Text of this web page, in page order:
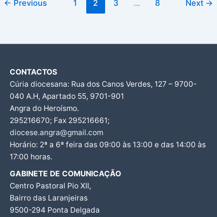
← Previous 1 2 3 … 8 Next →
CONTACTOS
Cúria diocesana: Rua dos Canos Verdes, 127 – 9700-
040 A.H, Apartado 55, 9701-901
Angra do Heroísmo.
295216670; Fax 295216661;
diocese.angra@gmail.com
Horário: 2ª a 6ª feira das 09:00 às 13:00 e das 14:00 às
17:00 horas.
GABINETE DE COMUNICAÇÃO
Centro Pastoral Pio XII,
Bairro das Laranjeiras
9500-294 Ponta Delgada